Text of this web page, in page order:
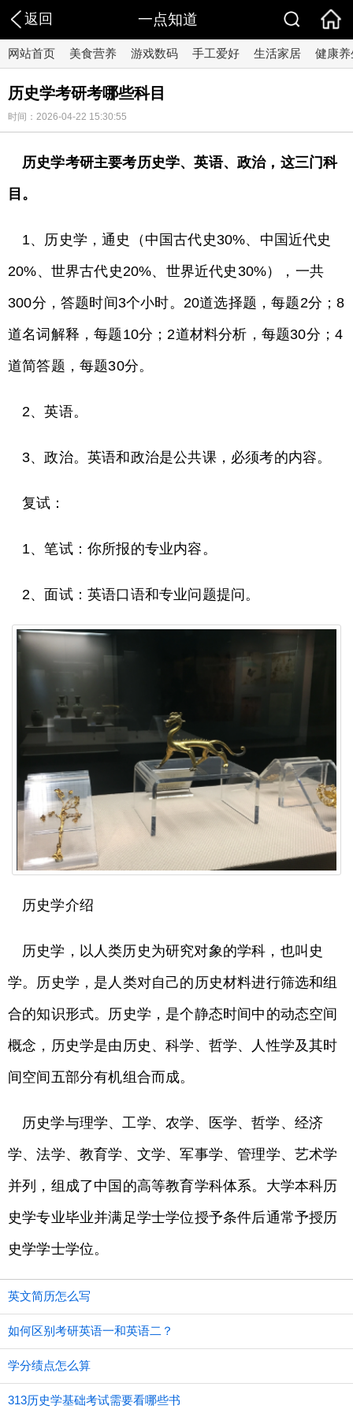
返回 一点知道
网站首页 美食营养 游戏数码 手工爱好 生活家居 健康养
历史学考研考哪些科目
时间：2026-04-22 15:30:55
历史学考研主要考历史学、英语、政治，这三门科
目。
1、历史学，通史（中国古代史30%、中国近代史
20%、世界古代史20%、世界近代史30%），一共
300分，答题时间3个小时。20道选择题，每题2分；8
道名词解释，每题10分；2道材料分析，每题30分；4
道简答题，每题30分。
2、英语。
3、政治。英语和政治是公共课，必须考的内容。
复试：
1、笔试：你所报的专业内容。
2、面试：英语口语和专业问题提问。
历史学介绍
历史学，以人类历史为研究对象的学科，也叫史
学。历史学，是人类对自己的历史材料进行筛选和组
合的知识形式。历史学，是个静态时间中的动态空间
概念，历史学是由历史、科学、哲学、人性学及其时
间空间五部分有机组合而成。
历史学与理学、工学、农学、医学、哲学、经济
学、法学、教育学、文学、军事学、管理学、艺术学
并列，组成了中国的高等教育学科体系。大学本科历
史学专业毕业并满足学士学位授予条件后通常予授历
史学学士学位。
英文简历怎么写
如何区别考研英语一和英语二？
学分绩点怎么算
313历史学基础考试需要看哪些书